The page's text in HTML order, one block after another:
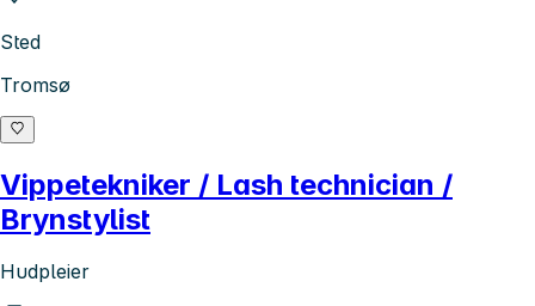
Sted
Tromsø
Vippetekniker / Lash technician /
Brynstylist
Hudpleier